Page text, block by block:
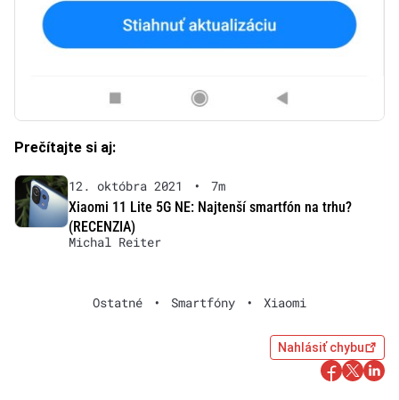
Prečítajte si aj:
12. októbra 2021 •
7m
Xiaomi 11 Lite 5G NE: Najtenší smartfón na trhu?
(RECENZIA)
Michal Reiter
Ostatné • Smartfóny • Xiaomi
Nahlásiť chybu